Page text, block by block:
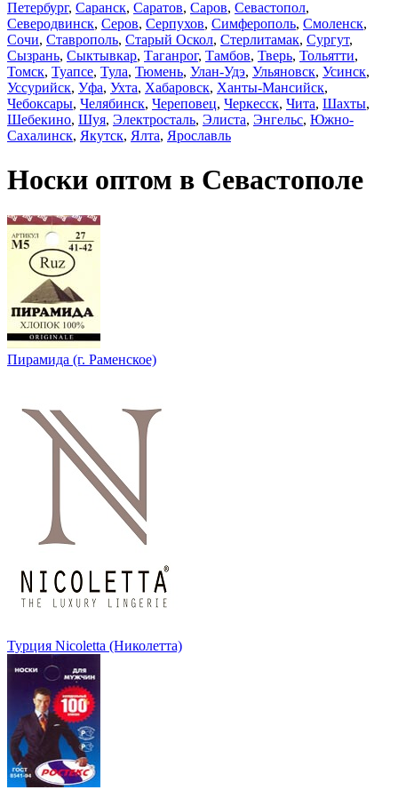
Петербург, Саранск, Саратов, Саров, Севастопол,
Северодвинск, Серов, Серпухов, Симферополь, Смоленск,
Сочи, Ставрополь, Старый Оскол, Стерлитамак, Сургут,
Сызрань, Сыктывкар, Таганрог, Тамбов, Тверь, Тольятти,
Томск, Туапсе, Тула, Тюмень, Улан-Удэ, Ульяновск, Усинск,
Уссурийск, Уфа, Ухта, Хабаровск, Ханты-Мансийск,
Чебоксары, Челябинск, Череповец, Черкесск, Чита, Шахты,
Шебекино, Шуя, Электросталь, Элиста, Энгельс, Южно-
Сахалинск, Якутск, Ялта, Ярославль
Носки оптом в Севастополе
Пирамида (г. Раменское)
Турция Nicoletta (Николетта)